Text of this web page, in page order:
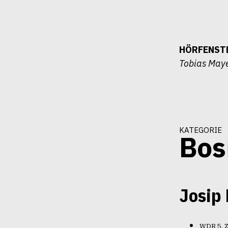
Tobias
kategorie
Josip
WDR 5,